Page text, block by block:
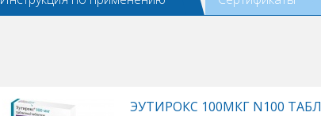
ЭУТИРОКС 100МКГ N100 ТАБЛ